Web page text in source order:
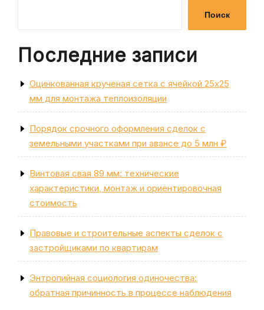
Поиск
Последние записи
Оцинкованная крученая сетка с ячейкой 25х25
мм для монтажа теплоизоляции
Порядок срочного оформления сделок с
земельными участками при авансе до 5 млн ₽
Винтовая свая 89 мм: технические
характеристики, монтаж и ориентировочная
стоимость
Правовые и строительные аспекты сделок с
застройщиками по квартирам
Энтропийная социология одиночества:
обратная причинность в процессе наблюдения